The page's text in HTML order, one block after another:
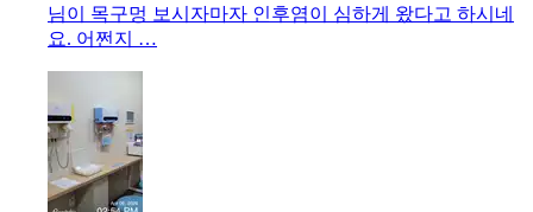
님이 목구멍 보시자마자 인후염이 심하게 왔다고 하시네
요. 어쩐지 …